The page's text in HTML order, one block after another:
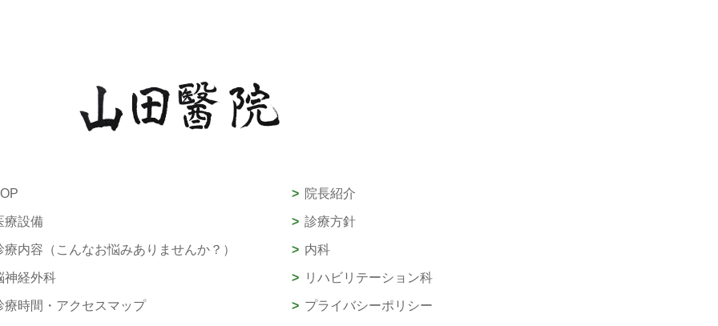
院長紹介
療設備 診療方針
療内容（こんなお悩みありませんか？） 内科
神経外科 リハビリテーション科
療時間・アクセスマップ プライバシーポリシー